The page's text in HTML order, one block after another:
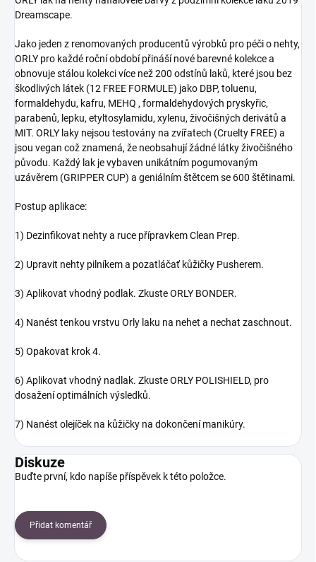
Dreamscape.
Jako jeden z renomovaných producentů výrobků pro péči o nehty,
ORLY pro každé roční období přináší nové barevné kolekce a
obnovuje stálou kolekci více než 200 odstínů laků, které jsou bez
škodlivých látek (12 FREE FORMULE) jako DBP, toluenu,
formaldehydu, kafru, MEHQ , formaldehydových pryskyřic,
parabenů, lepku, etyltosylamidu, xylenu, živočišných derivátů a
MIT. ORLY laky nejsou testovány na zvířatech (Cruelty FREE) a
jsou vegan což znamená, že neobsahují žádné látky živočišného
původu. Každý lak je vybaven unikátním pogumovaným
uzávěrem (GRIPPER CUP) a geniálním štětcem se 600 štětinami.
Postup aplikace:
1) Dezinfikovat nehty a ruce přípravkem Clean Prep.
2) Upravit nehty pilníkem a pozatláčať kůžičky Pusherem.
3) Aplikovat vhodný podlak. Zkuste ORLY BONDER.
4) Nanést tenkou vrstvu Orly laku na nehet a nechat zaschnout.
5) Opakovat krok 4.
6) Aplikovat vhodný nadlak. Zkuste ORLY POLISHIELD, pro
dosažení optimálních výsledků.
7) Nanést olejíček na kůžičky na dokončení manikúry.
Diskuze
Buďte první, kdo napíše příspěvek k této položce.
Přidat komentář